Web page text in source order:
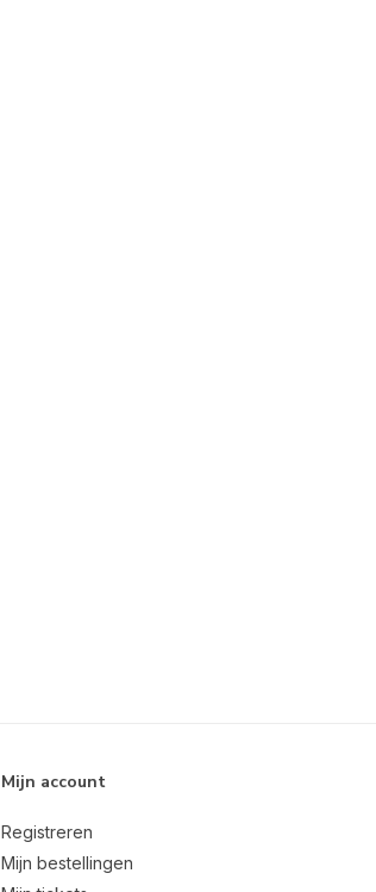
Mijn account
Registreren
Mijn bestellingen